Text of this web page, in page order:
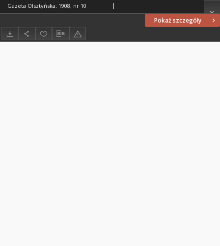
Pokaż szczegóły
Gazeta Olsztyńska, 1908, nr 10